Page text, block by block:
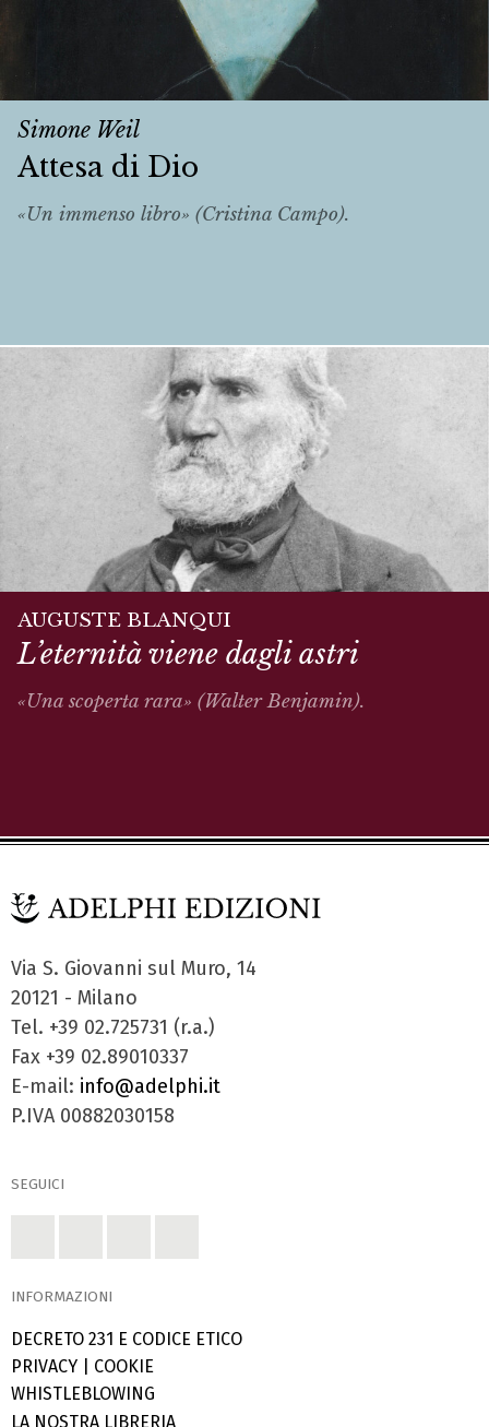
Simone Weil
Attesa di Dio
«Un immenso libro» (Cristina Campo).
AUGUSTE BLANQUI
L’eternità viene dagli astri
«Una scoperta rara» (Walter Benjamin).
Via S. Giovanni sul Muro, 14
20121 - Milano
Tel. +39 02.725731 (r.a.)
Fax +39 02.89010337
E-mail: info@adelphi.it
P.IVA 00882030158
SEGUICI
INFORMAZIONI
DECRETO 231 E CODICE ETICO
PRIVACY
COOKIE
WHISTLEBLOWING
LA NOSTRA LIBRERIA